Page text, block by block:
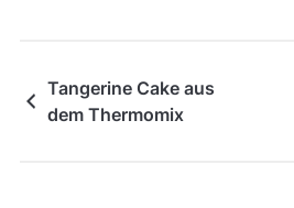
Tangerine Cake aus
dem Thermomix